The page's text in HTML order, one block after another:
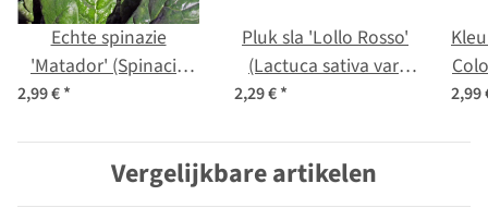
Echte spinazie
'Matador' (Spinacia
oleracea) bio zaad
2,99 €*
Pluk sla 'Lollo Rosso'
(Lactuca sativa var.
crispa) zaden
2,29 €* 2,99
Vergelijkbare artikelen